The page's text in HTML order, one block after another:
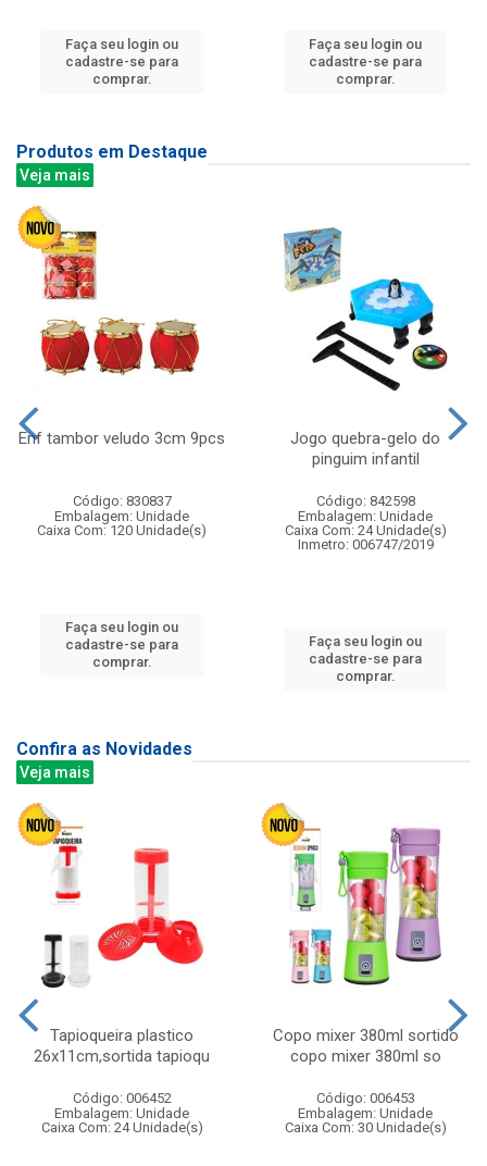
Faça seu login ou
cadastre-se para
comprar.
Faça seu login ou
cadastre-se para
comprar.
Produtos em Destaque
Veja mais
Enf tambor veludo 3cm 9pcs
Código: 830837
Embalagem: Unidade
Caixa Com: 120 Unidade(s)
Faça seu login ou
cadastre-se para
comprar.
Jogo quebra-gelo do
pinguim infantil
Código: 842598
Embalagem: Unidade
Caixa Com: 24 Unidade(s)
Inmetro: 006747/2019
Faça seu login ou
cadastre-se para
comprar.
Confira as Novidades
Veja mais
Tapioqueira plastico
26x11cm,sortida tapioqu
Código: 006452
Embalagem: Unidade
Caixa Com: 24 Unidade(s)
Copo mixer 380ml sortido
copo mixer 380ml so
Código: 006453
Embalagem: Unidade
Caixa Com: 30 Unidade(s)